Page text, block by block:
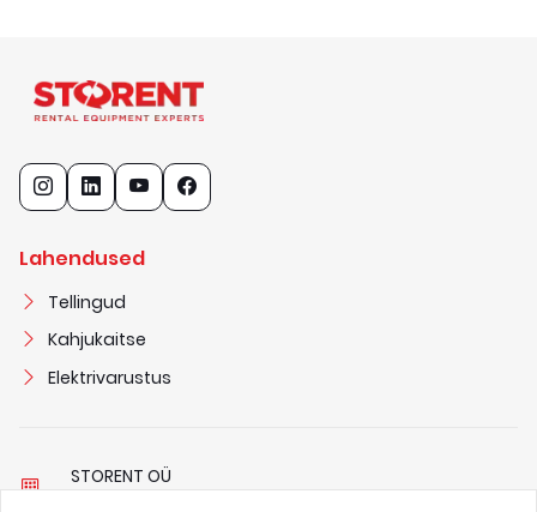
Lahendused
Tellingud
Kahjukaitse
Elektrivarustus
STORENT OÜ